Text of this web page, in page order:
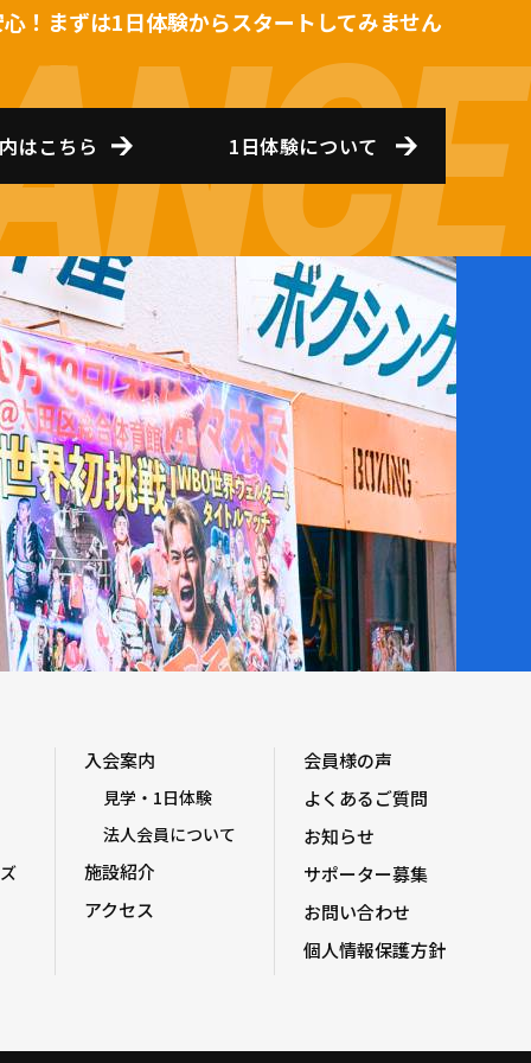
！まずは1日体験からスタートしてみません
はこちら 1日体験について
入会案内
見学・1日体験
法人会員について
施設紹介
アクセス
会員様の声
よくあるご質問
お知らせ
サポーター募集
お問い合わせ
個人情報保護方針